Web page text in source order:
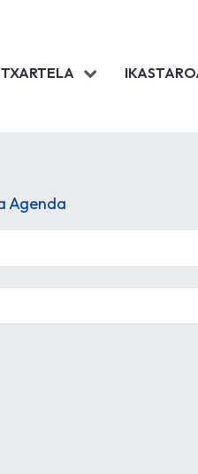
Agenda